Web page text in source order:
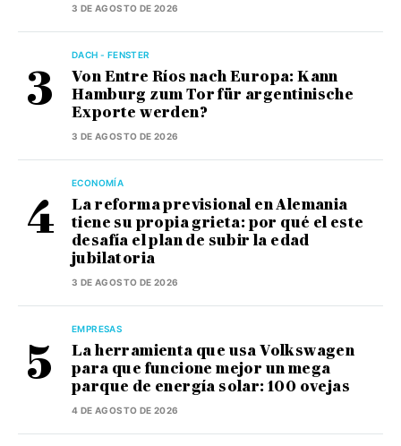
3 DE AGOSTO DE 2026
DACH - FENSTER
Von Entre Ríos nach Europa: Kann
Hamburg zum Tor für argentinische
Exporte werden?
3 DE AGOSTO DE 2026
ECONOMÍA
La reforma previsional en Alemania
tiene su propia grieta: por qué el este
desafía el plan de subir la edad
jubilatoria
3 DE AGOSTO DE 2026
EMPRESAS
La herramienta que usa Volkswagen
para que funcione mejor un mega
parque de energía solar: 100 ovejas
4 DE AGOSTO DE 2026